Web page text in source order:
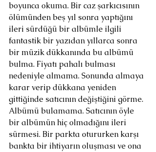
boyunca okuma. Bir caz şarkıcısının
ölümünden beş yıl sonra yaptığını
ileri sürdüğü bir albümle ilgili
fantastik bir yazıdan yıllarca sonra
bir müzik dükkanında bu albümü
bulma. Fiyatı pahalı bulması
nedeniyle almama. Sonunda almaya
karar verip dükkana yeniden
gittiğinde satıcının değiştiğini görme.
Albümü bulamama. Satıcının öyle
bir albümün hiç olmadığını ileri
sürmesi. Bir parkta otururken karşı
bankta bir ihtiyarın oluşması ve ona